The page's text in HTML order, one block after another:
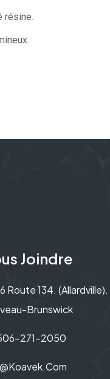
résine.
Joindre
Route 134. (Allardville).
Brunswick
271-2050